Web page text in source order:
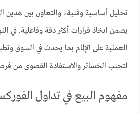
تحليل أساسية وفنية، والتعاون بين هذين
يضمن اتخاذ قرارات أكثر دقة وفاعلية. في
العملية على الإلمام بما يحدث في السوق
لتجنب الخسائر والاستفادة القصوى من
مفهوم البيع في تداول